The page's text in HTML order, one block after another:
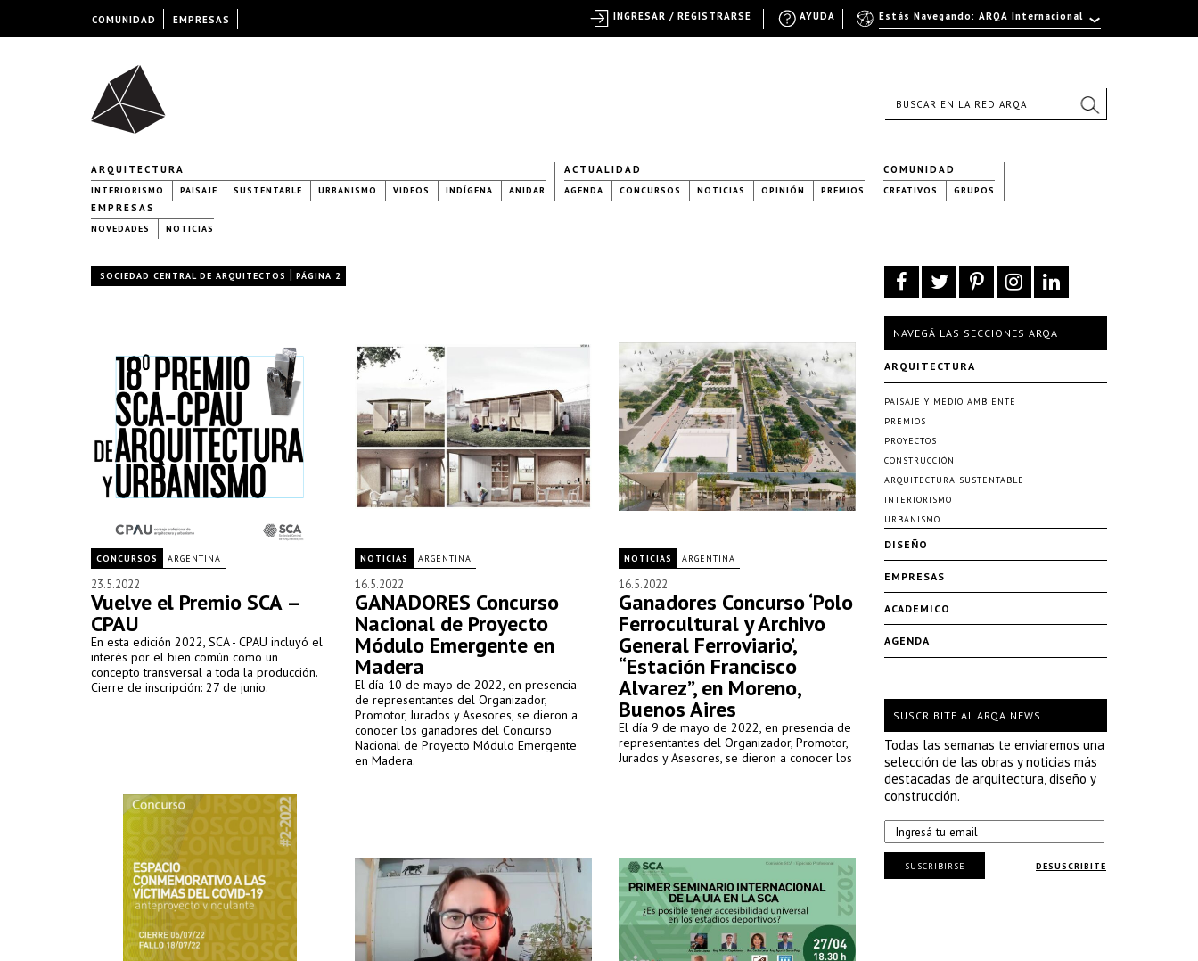
ARQUITECTURA
INTERIORISMO PAISAJE SUSTENTABLE URBANISMO VIDEOS INDÍGENA ANIDAR
ACTUALIDAD
AGENDA CONCURSOS NOTICIAS OPINIÓN PREMIOS
COMUNIDAD
CREATIVOS GRUPOS
EMPRESAS
NOVEDADES NOTICIAS
SOCIEDAD CENTRAL DE ARQUITECTOS | PÁGINA 2
CONCURSOS ARGENTINA
23.5.2022
Vuelve el Premio SCA –
CPAU
En esta edición 2022, SCA - CPAU incluyó el
interés por el bien común como un
concepto transversal a toda la producción.
Cierre de inscripción: 27 de junio.
NOTICIAS ARGENTINA
16.5.2022
GANADORES Concurso
Nacional de Proyecto
Módulo Emergente en
Madera
El día 10 de mayo de 2022, en presencia
de representantes del Organizador,
Promotor, Jurados y Asesores, se dieron a
conocer los ganadores del Concurso
Nacional de Proyecto Módulo Emergente
en Madera.
NOTICIAS ARGENTINA
16.5.2022
Ganadores Concurso ‘Polo
Ferrocultural y Archivo
General Ferroviario’,
“Estación Francisco
Alvarez”, en Moreno,
Buenos Aires
El día 9 de mayo de 2022, en presencia de
representantes del Organizador, Promotor,
Jurados y Asesores, se dieron a conocer los
NAVEGÁ LAS SECCIONES ARQA
ARQUITECTURA
PAISAJE Y MEDIO AMBIENTE
PREMIOS
PROYECTOS
CONSTRUCCIÓN
ARQUITECTURA SUSTENTABLE
INTERIORISMO
URBANISMO
DISEÑO
EMPRESAS
ACADÉMICO
AGENDA
SUSCRIBITE AL ARQA NEWS
Todas las semanas te enviaremos una
selección de las obras y noticias más
destacadas de arquitectura, diseño y
construcción.
DESUSCRIBITE
SUSCRIBIRSE
COMUNIDAD EMPRESAS Estás Navegando: ARQA Internacional
AYUDA
INGRESAR / REGISTRARSE